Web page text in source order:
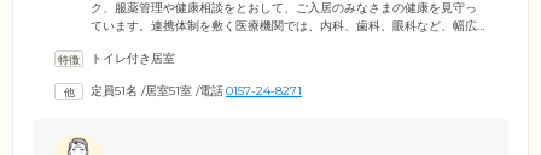
ク、服薬管理や健康相談をとおして、ご入居のみなさまの健康を見守っ
ています。連携体制を敷く医療機関では、内科、歯科、眼科など、幅広
や診療は無料で行い、遠方で暮らすご家族様の代わりとなってご入居者
制を敷き緊急時に対応します。また少しでも多くの方に利用いただきや
トイレ付き居室
定員51名 /居室51室 /電話0157-24-8271